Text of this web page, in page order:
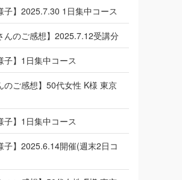
子】2025.7.30 1日集中コース
んのご感想】2025.7.12受講分
子】1日集中コース
のご感想】50代女性 K様 東京
子】1日集中コース
子】2025.6.14開催(週末2日コ